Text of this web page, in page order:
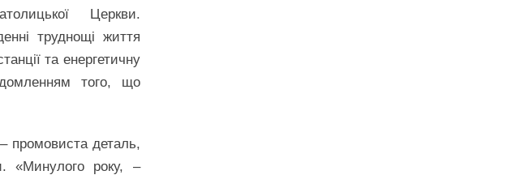
Церкви.
труднощі життя
та енергетичну
того, що
промовиста деталь,
«Минулого року, –